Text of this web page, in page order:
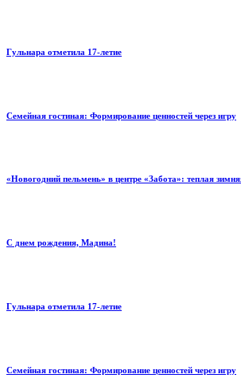
Гульнара отметила 17‑летие
Семейная гостиная: Формирование ценностей через игру
«Новогодний пельмень» в центре «Забота»: теплая
С днем рождения, Мадина!
Гульнара отметила 17‑летие
Семейная гостиная: Формирование ценностей через игру